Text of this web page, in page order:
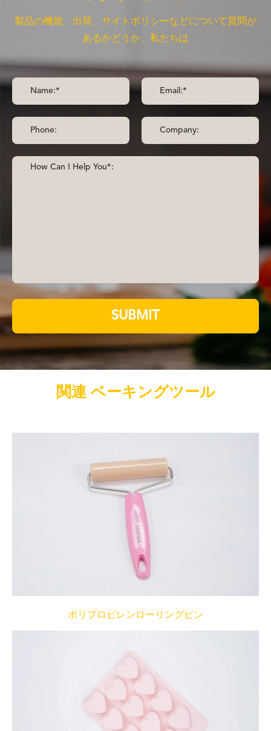
製品の機能、出荷、サイトポリシーなどについて質問が
あるかどうか、私たちは
SUBMIT
関連 ベーキングツール
ポリプロピレンローリングピン